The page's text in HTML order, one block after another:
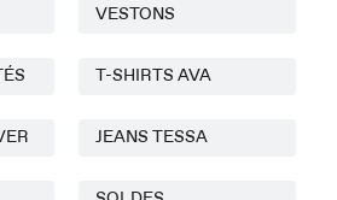
VESTONS
T-SHIRTS AVA
JEANS TESSA